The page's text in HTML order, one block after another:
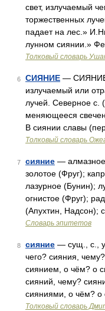
свет, излучаемый
торжественных
падает на лес.»
лунном сиянии.»
Толковый словарь
6 СИЯНИЕ — СИЯНИЕ,
излучаемый или
лучей. Северное с.
меняющееся
В сиянии славы
Толковый словарь
7 сияние — алмазное
золотое (Фруг);
лазурное (Бунин);
огнистое (Фруг);
(Апухтин, Надсон);
Словарь эпитетов
8 сияние — сущ., с.,
чего? сияния,
сиянием, о чём? о
сияний, чему?
сияниями, о чём? о
Толковый словарь